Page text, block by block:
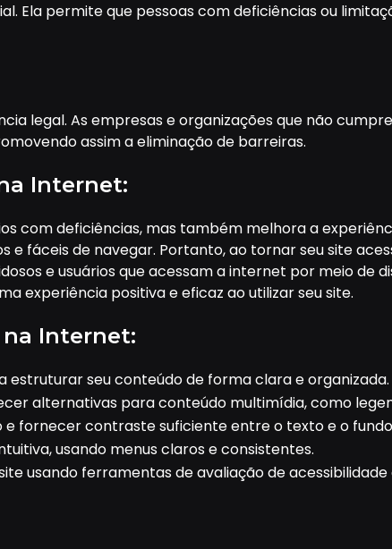
Ela permite que pessoas com deficiências ou
legal. As empresas e organizações que não
assim a eliminação de barreiras.
Internet:
com deficiências, mas também melhora a
e fáceis de navegar. Portanto, ao tornar seu site
e usuários que acessam a internet por meio de
experiência positiva e eficaz ao utilizar seu site.
Internet:
estruturar seu conteúdo de forma clara e organizada.
alternativas para conteúdo multimídia, como
e fornecer contraste suficiente entre o texto e o
usando menus claros e consistentes.
usando ferramentas de avaliação de